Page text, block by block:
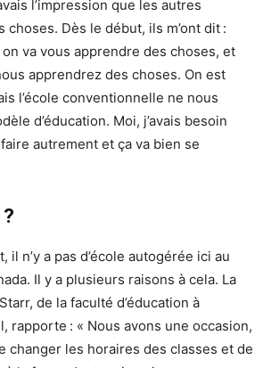
l’impression que les autres
choses. Dès le début, ils m’ont dit :
on va vous apprendre des choses, et
apprendrez des choses. On est
l’école conventionnelle ne nous
d’éducation. Moi, j’avais besoin
faire autrement et ça va bien se
il n’y a pas d’école autogérée ici au
Il y a plusieurs raisons à cela. La
de la faculté d’éducation à
rapporte : « Nous avons une occasion,
changer les horaires des classes et de